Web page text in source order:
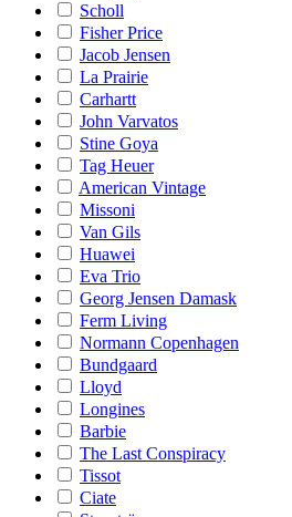
Scholl
Fisher Price
Jacob Jensen
La Prairie
Carhartt
John Varvatos
Stine Goya
Tag Heuer
American Vintage
Missoni
Van Gils
Huawei
Eva Trio
Georg Jensen Damask
Ferm Living
Normann Copenhagen
Bundgaard
Lloyd
Longines
Barbie
The Last Conspiracy
Tissot
Ciate